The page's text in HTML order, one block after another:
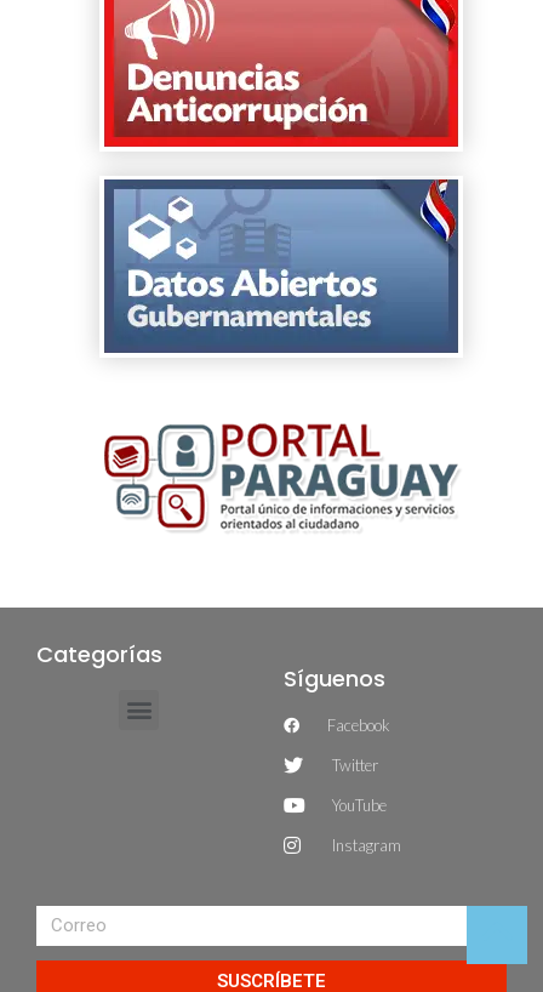
Categorías
Síguenos
Facebook
Twitter
YouTube
Instagram
SUSCRÍBETE